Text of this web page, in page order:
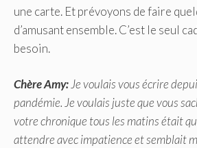
une carte. Et prévoyons de faire
d’amusant ensemble. C’est le seul
besoin.
Chère Amy:Je voulais vous écrire
pandémie. Je voulais juste que vous
votre chronique tous les matins était
attendre avec impatience et semblait